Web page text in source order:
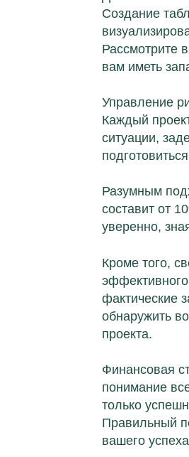
Создание
Рассмотрите
вам иметь
Управление
Каждый
ситуации,
Разумным
составит от
уверенно,
Кроме того,
фактические
обнаружить
проекта.
Финансовая
понимание
только
Правильный
вашего